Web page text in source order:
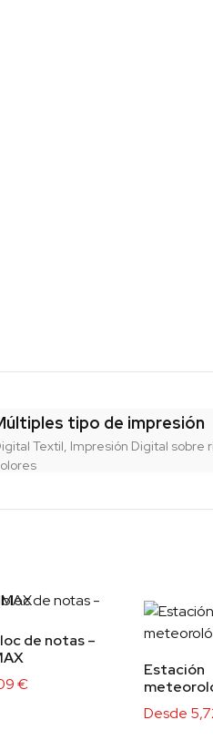
tipo de impresión
Textil, Impresión Digital sobre
de notas –
€
Estación
Desde